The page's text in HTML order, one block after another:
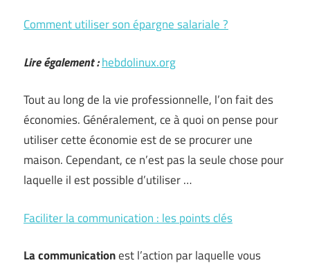
Comment utiliser son épargne salariale ?
Lire également :hebdolinux.org
Tout au long de la vie professionnelle, l’on fait des
économies. Généralement, ce à quoi on pense pour
utiliser cette économie est de se procurer une
maison. Cependant, ce n’est pas la seule chose pour
laquelle il est possible d’utiliser …
Faciliter la communication : les points clés
La communicationest l’action par laquelle vous